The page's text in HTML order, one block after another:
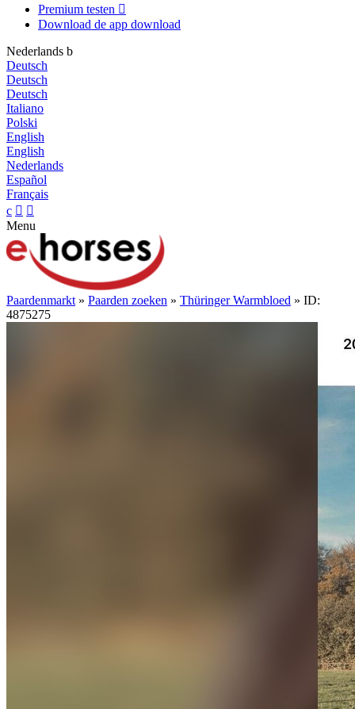
Premium testen 
Download de app download
Nederlands b
Deutsch
Deutsch
Deutsch
Italiano
Polski
English
English
Nederlands
Español
Français
c  
Menu
Paardenmarkt » Paarden zoeken » Thüringer Warmbloed » ID:
4875275